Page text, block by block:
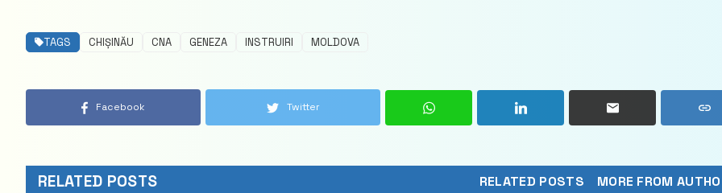
TAGS CHIȘINĂU CNA GENEZA INSTRUIRI MOLDOVA
Facebook Twitter
RELATED POSTS RELATED POSTS MORE FROM